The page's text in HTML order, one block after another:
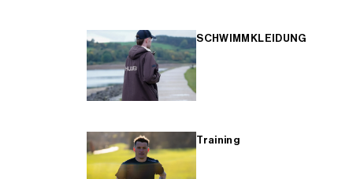
SCHWIMMKLEIDUNG
Training